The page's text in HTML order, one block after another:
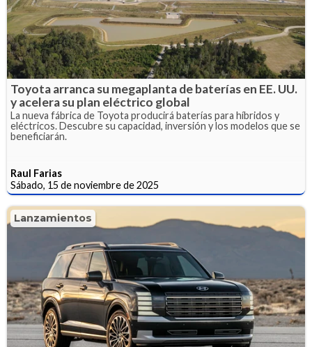
Toyota arranca su megaplanta de baterías en EE. UU.
y acelera su plan eléctrico global
La nueva fábrica de Toyota producirá baterías para híbridos y
eléctricos. Descubre su capacidad, inversión y los modelos que se
beneficiarán.
Raul Farias
Sábado, 15 de noviembre de 2025
Lanzamientos